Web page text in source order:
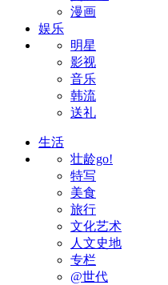
漫画
娱乐
明星
影视
音乐
韩流
送礼
生活
壮龄go!
特写
美食
旅行
文化艺术
人文史地
专栏
@世代